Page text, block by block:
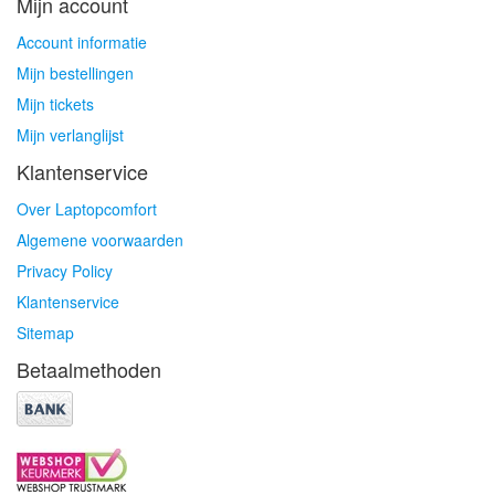
Account informatie
Mijn bestellingen
Mijn tickets
Mijn verlanglijst
Klantenservice
Over Laptopcomfort
Algemene voorwaarden
Privacy Policy
Klantenservice
Sitemap
Betaalmethoden